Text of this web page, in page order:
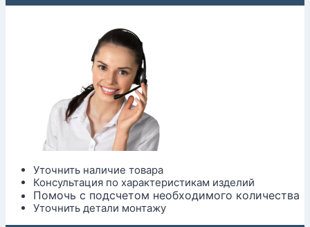
Уточнить наличие товара
Консультация по характеристикам изделий
Помочь с подсчетом необходимого количества
Уточнить детали монтажу